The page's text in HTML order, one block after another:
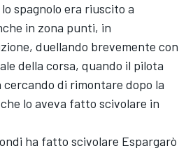
spagnolo era riuscito a
in zona punti, in
duellando brevemente con
della corsa, quando il pilota
di rimontare dopo la
lo aveva fatto scivolare in
ha fatto scivolare Espargarò